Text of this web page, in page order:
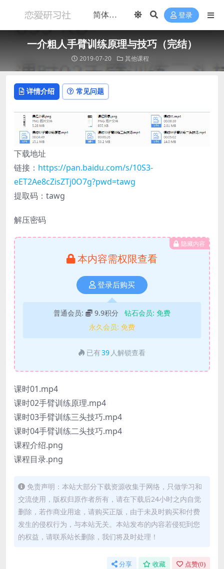
登录
一介粗人手臂训练原理与技巧（完结）
2019-07-20 其他课程
详情介绍 常见问题
下载地址
链接： https://pan.baidu.com/s/10S3-
eET2Ae8cZisZTj0O7g?pwd=tawg
提取码：tawg
解压密码
隐藏内容
本内容需权限查看
登录后购买
普通会员: 9.9积分 钻石会员: 免费
永久会员: 免费
已有39 人解锁查看
课时01.mp4
课时02手臂训练原理.mp4
课时03手臂训练三头技巧.mp4
课时04手臂训练二头技巧.mp4
课程介绍.png
课程目录.png
免责声明：本站大部分下载资源收集于网络，只做学习和
交流使用，版权归原作者所有，请在下载后24小时之内自觉
删除，若作商业用途，请购买正版，由于未及时购买和付费
发生的侵权行为，与本站无关。本站发布的内容若侵犯到您
的权益，请联系站长删除，我们将及时处理！
分享 收藏 点赞(0)